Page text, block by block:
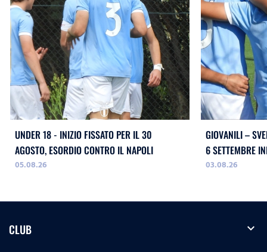
UNDER 18 - INIZIO FISSATO PER IL 30
AGOSTO, ESORDIO CONTRO IL NAPOLI
05.08.26
GIOVANILI –
03.08.26
CLUB expand_more